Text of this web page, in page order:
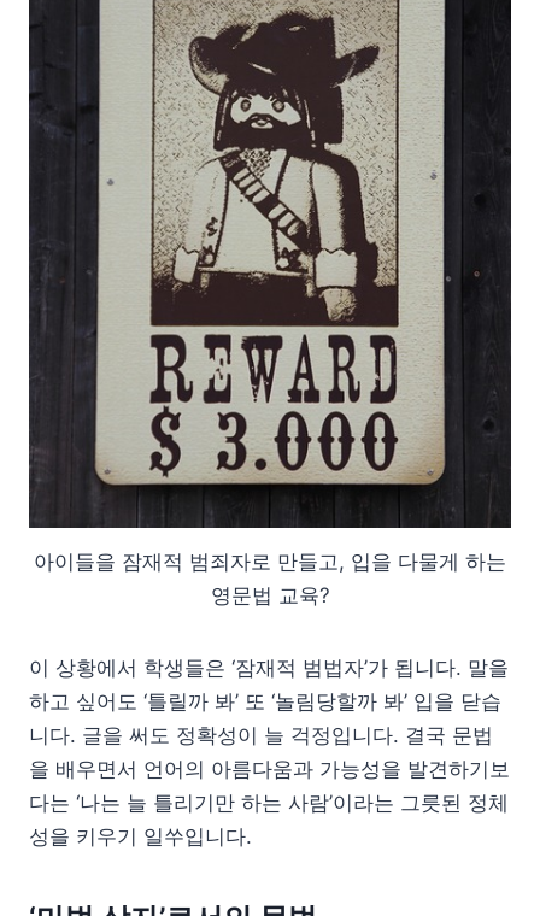
아이들을 잠재적 범죄자로 만들고, 입을 다물게 하는
영문법 교육?
이 상황에서 학생들은 ‘잠재적 범법자’가 됩니다. 말을
하고 싶어도 ‘틀릴까 봐’ 또 ‘놀림당할까 봐’ 입을 닫습
니다. 글을 써도 정확성이 늘 걱정입니다. 결국 문법
을 배우면서 언어의 아름다움과 가능성을 발견하기보
다는 ‘나는 늘 틀리기만 하는 사람’이라는 그릇된 정체
성을 키우기 일쑤입니다.